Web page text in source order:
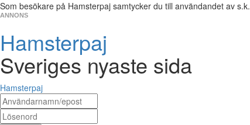
Som besökare på Hamsterpaj samtycker du till användandet av s.k.
ANNONS
Hamsterpaj
Sveriges nyaste sida
Hamsterpaj